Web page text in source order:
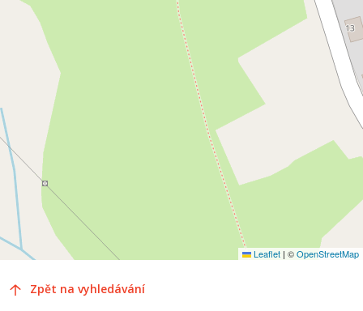
Leaflet | ©OpenStreetMap
Zpět na vyhledávání